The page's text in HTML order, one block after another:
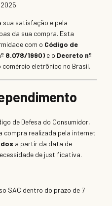
sua satisfação e pela
da sua compra. Esta
com o Código de
8.078/1990) e o Decreto nº
comércio eletrônico no Brasil.
de Defesa do Consumidor,
compra realizada pela internet
a partir da data de
de justificativa.
SAC dentro do prazo de 7